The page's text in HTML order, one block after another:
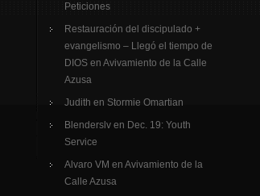
Peticiones
Restauración del discipulado +
evangelismo – Llegó el tiempo de
DIOS en Avivamiento de la Calle
Azusa
Judith en Stormie Omartian
Blenderslv en Dec. 19: Youth
Service
Alvaro VM en Avivamiento de la
Calle Azusa